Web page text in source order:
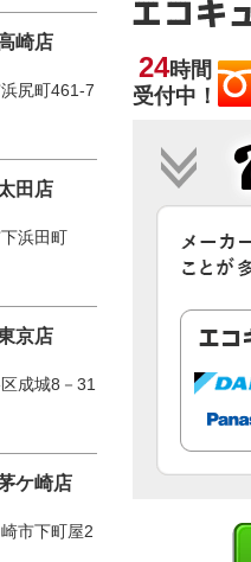
24時間
受付中！
崎店
尻町461-7
田店
浜田町
京店
成城8－31
ケ崎店
市下町屋2